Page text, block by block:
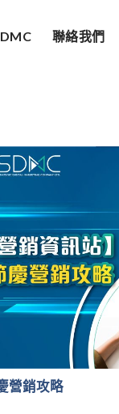
聯絡我們
營銷攻略